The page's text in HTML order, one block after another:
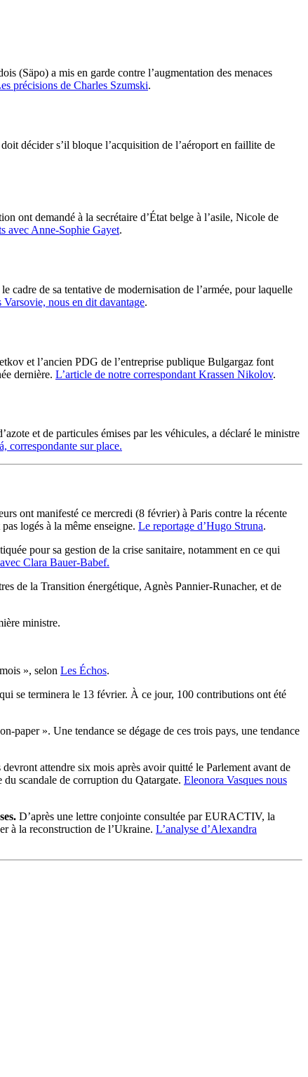
(Säpo) a mis en garde contre l’augmentation des menaces
précisions de Charles Szumski.
décider s’il bloque l’acquisition de l’aéroport en faillite de
ont demandé à la secrétaire d’État belge à l’asile, Nicole de
avec Anne-Sophie Gayet.
cadre de sa tentative de modernisation de l’armée, pour laquelle
nous en dit davantage.
et l’ancien PDG de l’entreprise publique Bulgargaz font
dernière. L’article de notre correspondant Krassen Nikolov.
et de particules émises par les véhicules, a déclaré le ministre
correspondante sur place.
ont manifesté ce mercredi (8 février) à Paris contre la récente
logés à la même enseigne. Le reportage d’Hugo Struna.
pour sa gestion de la crise sanitaire, notamment en ce qui
Clara Bauer-Babef.
de la Transition énergétique, Agnès Pannier-Runacher, et de
ministre.
», selon Les Échos.
qui se terminera le 13 février. À ce jour, 100 contributions ont été
paper ». Une tendance se dégage de ces trois pays, une tendance
devront attendre six mois après avoir quitté le Parlement avant de
scandale de corruption du Qatargate. Eleonora Vasques nous
D’après une lettre conjointe consultée par EURACTIV, la
à la reconstruction de l’Ukraine. L’analyse d’Alexandra